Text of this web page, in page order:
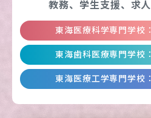
教務、学生支援、 求
東海医療科学専門学校 ：
東海歯科医療専門学校 ：
東海医療工学専門学校 ：
東
専
東
東
専
東
東
専
東
東
専
東